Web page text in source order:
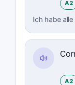
A2
Ich habe
A2